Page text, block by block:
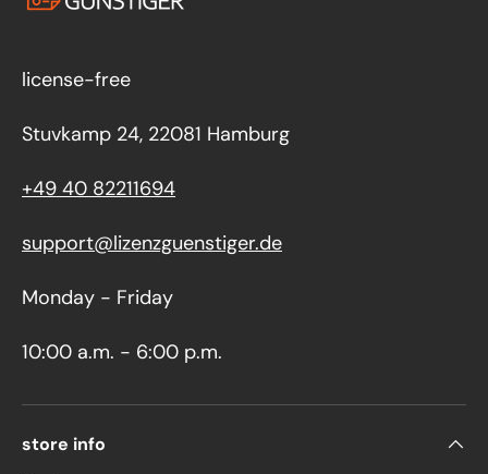
license-free
Stuvkamp 24, 22081 Hamburg
+49 40 82211694
support@lizenzguenstiger.de
Monday - Friday
10:00 a.m. - 6:00 p.m.
store info